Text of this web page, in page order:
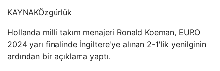
KAYNAKÖzgürlük
Hollanda milli takım menajeri Ronald Koeman, EURO
2024 yarı finalinde İngiltere'ye alınan 2-1'lik yenilginin
ardından bir açıklama yaptı.